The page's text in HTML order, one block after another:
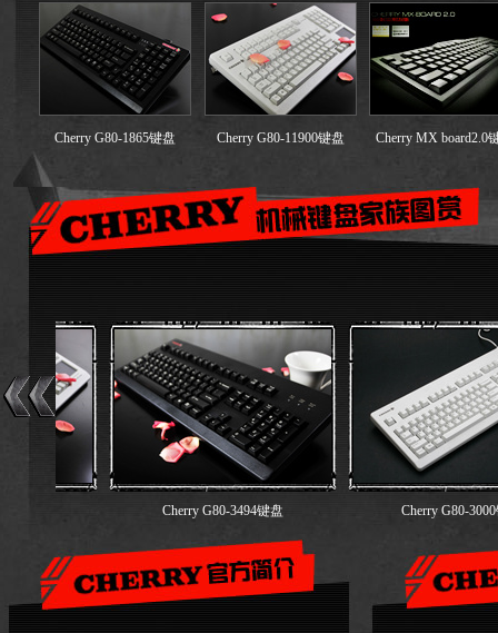
Cherry G80-1865键盘 Cherry G80-11900键盘 Cherry MX board2.0
Cherry G80-3494键盘 Cherry G80-3000键盘